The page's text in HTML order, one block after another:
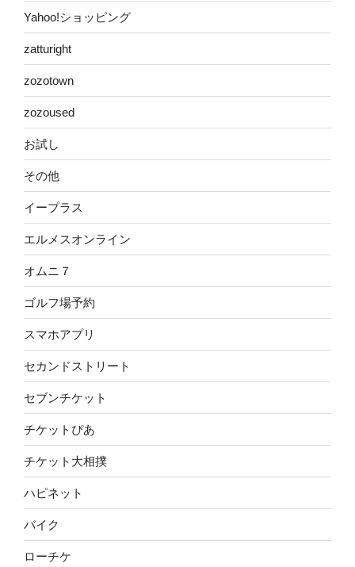
Yahoo!ショッピング
zatturight
zozotown
zozoused
お試し
その他
イープラス
エルメスオンライン
オムニ７
ゴルフ場予約
スマホアプリ
セカンドストリート
セブンチケット
チケットぴあ
チケット大相撲
ハピネット
バイク
ローチケ